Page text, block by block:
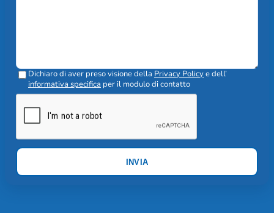
Dichiaro di aver preso visione della Privacy Policye dell’
informativa specifica per il modulo di contatto
INVIA